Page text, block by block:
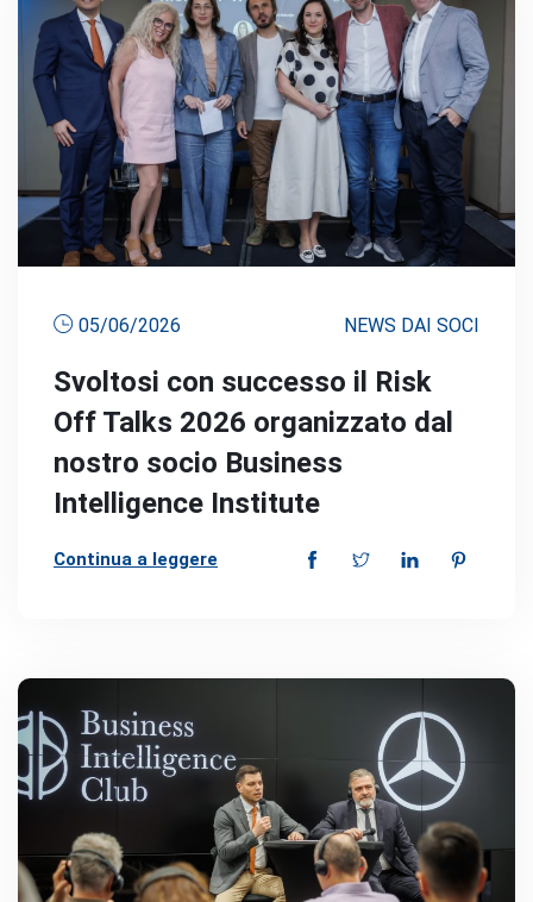
05/06/2026 NEWS DAI SOCI
Svoltosi con successo il Risk
Off Talks 2026 organizzato dal
nostro socio Business
Intelligence Institute
Continua a leggere